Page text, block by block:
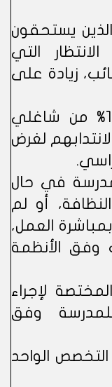
الذين يستحقون
التي
زيادة على
49. ترشيح ما لا يزيد عن 10% من شاغلي
لغرض
في حال
أو لم
العمل،
وفق الأنظمة
لإجراء
للمدرسة وفق
التخصص الواحد